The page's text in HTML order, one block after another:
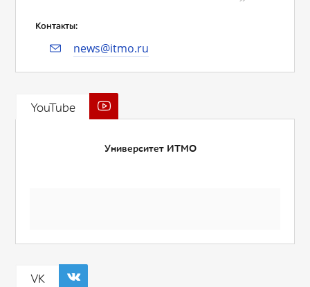
Контакты:
news@itmo.ru
YouTube
Университет ИТМО
VK